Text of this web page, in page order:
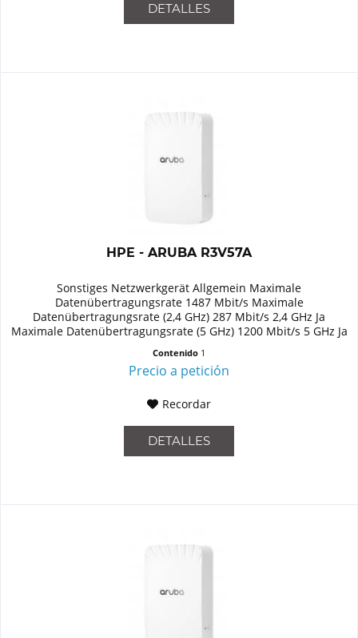
DETALLES
HPE - ARUBA R3V57A
Sonstiges Netzwerkgerät Allgemein Maximale
Datenübertragungsrate 1487 Mbit/s Maximale
Datenübertragungsrate (2,4 GHz) 287 Mbit/s 2,4 GHz Ja
Maximale Datenübertragungsrate (5 GHz) 1200 Mbit/s 5 GHz Ja
Contenido 1
Precio a petición
Recordar
DETALLES